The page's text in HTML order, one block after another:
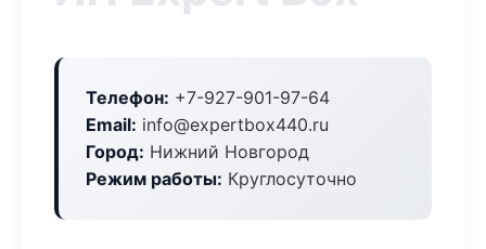
Телефон: +7-927-901-97-64
Email: info@expertbox440.ru
Город: Нижний Новгород
Режим работы: Круглосуточно